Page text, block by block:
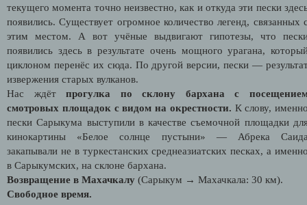
текущего момента точно неизвестно, как и откуда эти пески
появились. Существует огромное количество легенд, связанных
этим местом. А вот учёные выдвигают гипотезы, что
появились здесь в результате очень мощного урагана,
циклоном перенёс их сюда. По другой версии, пески —
извержения старых вулканов.
Нас ждётпрогулка по склону бархана с
смотровых площадок с видом на окрестности. К слову,
пески Сарыкума выступили в качестве съемочной площадки
кинокартины «Белое солнце пустыни» — Абрека
закапывали не в туркестанских среднеазиатских песках, а
в Cарыкумских, на склоне бархана.
Возвращение в Махачкалу (Сарыкум → Махачкала: 30 км).
Свободное время.